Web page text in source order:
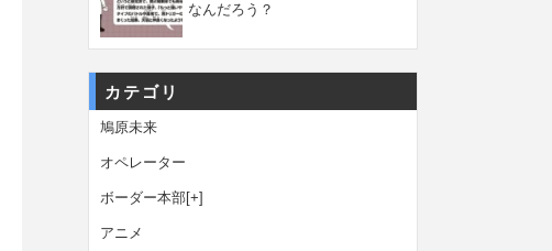
なんだろう？
カテゴリ
鳩原未来
オペレーター
ボーダー本部[+]
アニメ